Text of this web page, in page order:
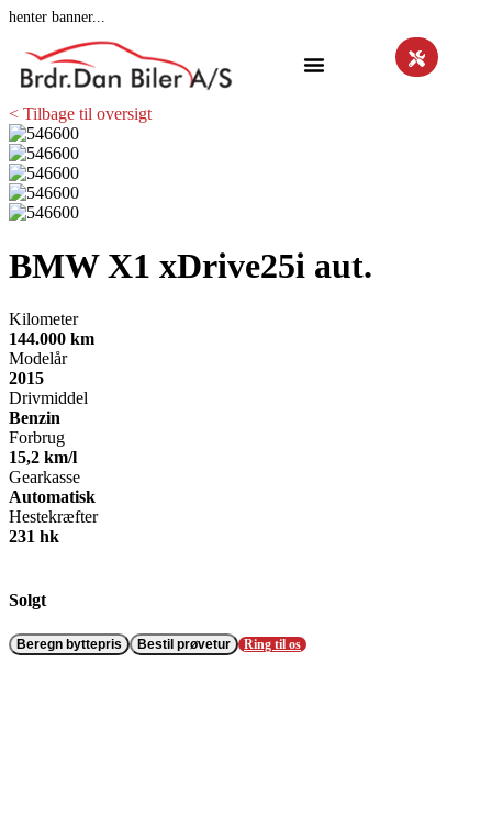
henter banner...
< Tilbage til oversigt
BMW X1 xDrive25i aut.
Kilometer
144.000 km
Modelår
2015
Drivmiddel
Benzin
Forbrug
15,2 km/l
Gearkasse
Automatisk
Hestekræfter
231 hk
Solgt
Beregn byttepris Bestil prøvetur Ring til os